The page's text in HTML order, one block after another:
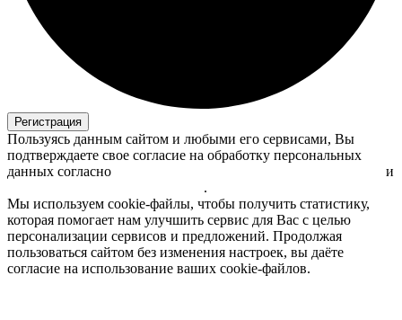
Регистрация
Пользуясь данным сайтом и любыми его сервисами, Вы
подтверждаете свое согласие на обработку персональных
данных согласно
и
.
Мы используем cookie-файлы, чтобы получить статистику,
которая помогает нам улучшить сервис для Вас с целью
персонализации сервисов и предложений. Продолжая
пользоваться сайтом без изменения настроек, вы даёте
согласие на использование ваших cookie-файлов.